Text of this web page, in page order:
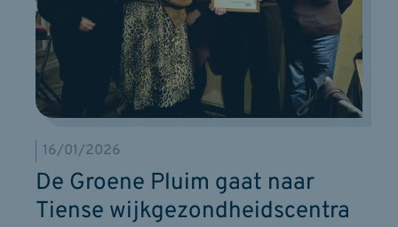
De Groene Pluim gaat naar
Tiense wijkgezondheidscentra
16/01/2026